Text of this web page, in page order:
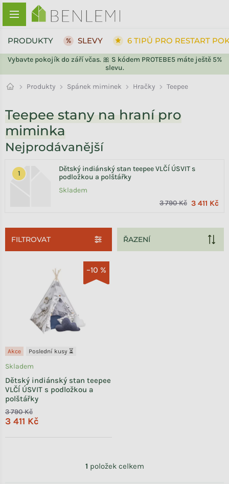
Přejít na obsah
Vybavte pokojík do září včas. 🎀 S kódem PROTEBE5 máte ještě 5%
slevu.
PRODUKTY SLEVY 6 TIPŮ PRO RESTART
Produkty Spánek miminek Hračky Teepee
Teepee stany na hraní pro
miminka
Nejprodávanější
Dětský indiánský stan teepee VLČÍ ÚSVIT s
podložkou a polštářky
Skladem
3 790 Kč 3 411 Kč
FILTROVAT
Výpis produktů–10 %
Akce Poslední kusy ⏳
Dětský indiánský stan teepee
VLČÍ ÚSVIT s podložkou a
polštářky
Skladem
3 790 Kč
3 411 Kč
1 položek celkem
ZPĚT DO OBCHODU